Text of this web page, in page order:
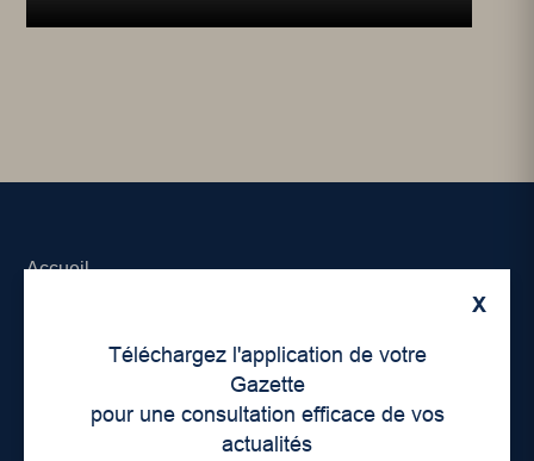
X
Téléchargez l'application de votre
Gazette
pour une consultation efficace de vos
actualités
Accueil
Déontologie et confidentialité